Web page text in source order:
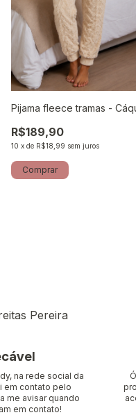
Pijama fleece tramas -
R$189,90
10 x de R$18,99 sem juros
Comprar
Pereira
na rede social da
em contato pelo
me avisar quando
em contato!